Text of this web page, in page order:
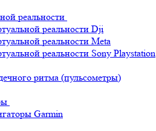
реальности
реальности Dji
реальности Meta
реальности Sony Playstation
ритма (пульсометры)
Garmin